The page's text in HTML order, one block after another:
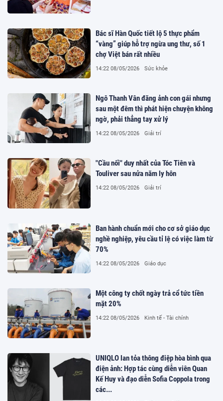
Bác sĩ Hàn Quốc tiết lộ 5 thực phẩm
“vàng” giúp hỗ trợ ngừa ung thư, số 1
chợ Việt bán rất nhiều
14:22 08/05/2026 Sức khỏe
Ngô Thanh Vân đăng ảnh con gái nhưng
sau một đêm thì phát hiện chuyện không
ngờ, phải thẳng tay xử lý
14:22 08/05/2026 Giải trí
"Cầu nối" duy nhất của Tóc Tiên và
Touliver sau nửa năm ly hôn
14:22 08/05/2026 Giải trí
Ban hành chuẩn mới cho cơ sở giáo dục
nghề nghiệp, yêu cầu tỉ lệ có việc làm từ
70%
14:22 08/05/2026 Giáo dục
Một công ty chốt ngày trả cổ tức tiền
mặt 20%
14:22 08/05/2026 Kinh tế - Tài chính
UNIQLO lan tỏa thông điệp hòa bình qua
điện ảnh: Hợp tác cùng diễn viên Quan
Kế Huy và đạo diễn Sofia Coppola trong
các...